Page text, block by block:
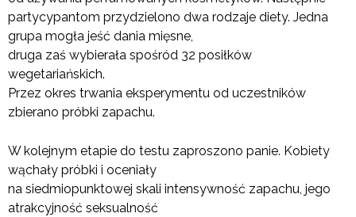
partycypantom przydzielono dwa rodzaje diety. Jedna
grupa mogła jeść dania mięsne,
druga zaś wybierała spośród 32 posiłków
wegetariańskich.
Przez okres trwania eksperymentu od uczestników
zbierano próbki zapachu.
W kolejnym etapie do testu zaproszono panie. Kobiety
wąchały próbki i oceniały
na siedmiopunktowej skali intensywność zapachu, jego
atrakcyjność seksualność